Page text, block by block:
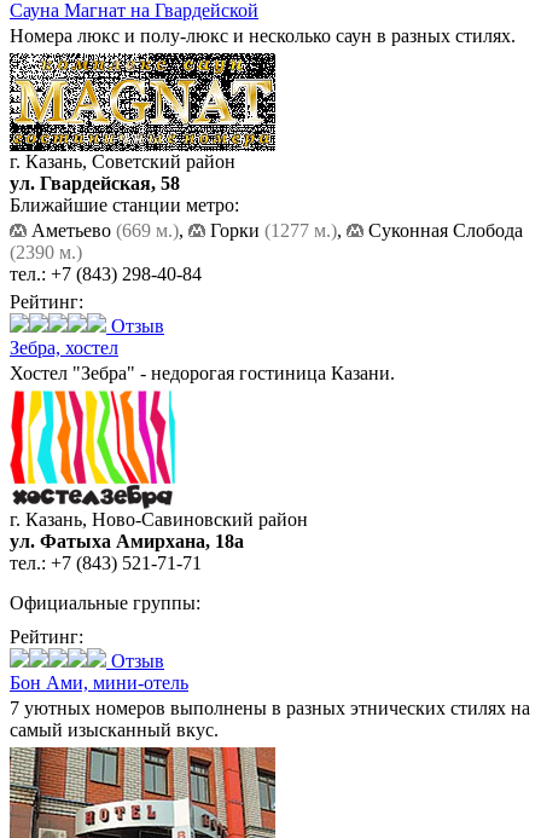
Сауна Магнат на Гвардейской
Номера люкс и полу-люкс и несколько саун в разных стилях.
г. Казань, Советский район
ул. Гвардейская, 58
Ближайшие станции метро:
Аметьево (669 м.), Горки (1277 м.),
Суконная Слобода
(2390 м.)
тел.: +7 (843) 298-40-84
Рейтинг:
Отзыв
Зебра, хостел
Хостел "Зебра" - недорогая гостиница Казани.
г. Казань, Ново-Савиновский район
ул. Фатыха Амирхана, 18а
тел.: +7 (843) 521-71-71
Официальные группы:
Рейтинг:
Отзыв
Бон Ами, мини-отель
7 уютных номеров выполнены в разных этнических стилях на
самый изысканный вкус.